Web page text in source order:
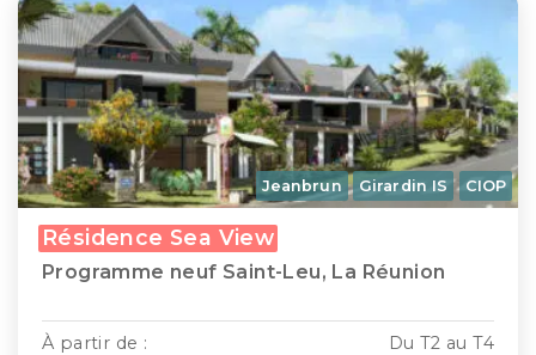
Jeanbrun Girardin IS CIOP
Résidence Sea View
Programme neuf Saint-Leu, La Réunion
Du T2 au T4
À partir de :